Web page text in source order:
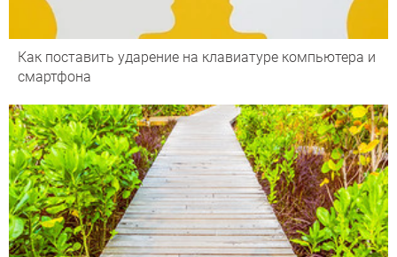
Как поставить ударение на клавиатуре компьютера и
смартфона